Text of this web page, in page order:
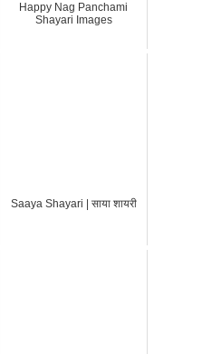
Happy Nag Panchami
Shayari Images
Saaya Shayari | साया शायरी